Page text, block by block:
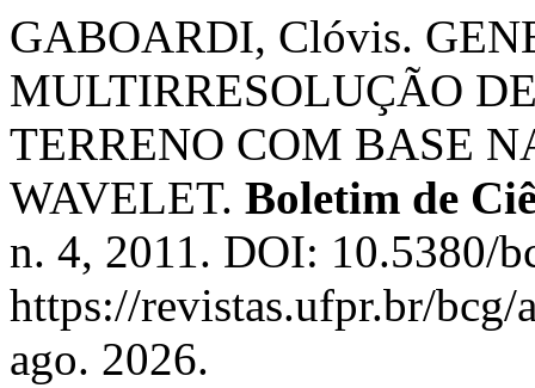
GABOARDI, Clóvis.
MULTIRRESOLUÇÃO
TERRENO COM BASE
WAVELET. Boletim de
n. 4, 2011. DOI: 10.5380/
https://revistas.ufpr.br/
ago. 2026.